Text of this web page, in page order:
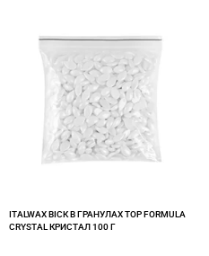
ITALWAX ВІСК В ГРАНУЛАХ TOP FORMULA
CRYSTAL КРИСТАЛ 100 Г